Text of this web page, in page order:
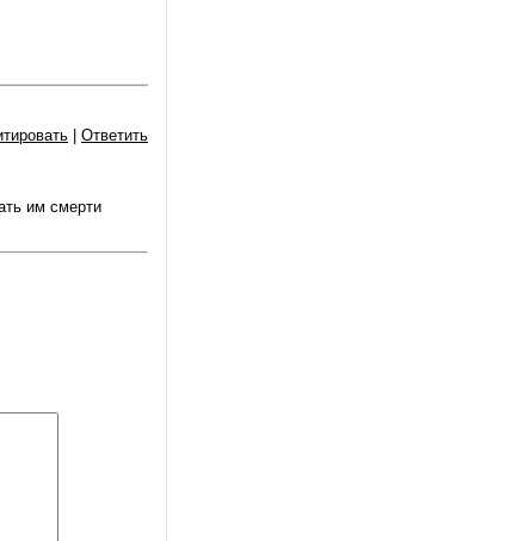
Ответить
им смерти